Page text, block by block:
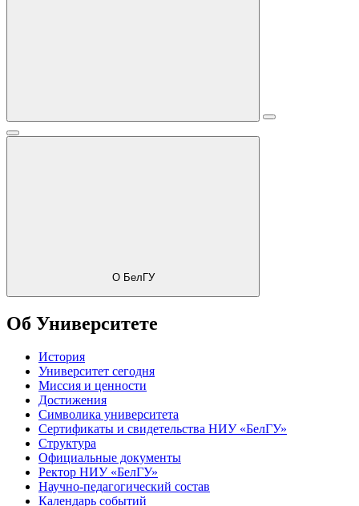
О БелГУ
Об Университете
История
Университет сегодня
Миссия и ценности
Достижения
Символика университета
Сертификаты и свидетельства НИУ «БелГУ»
Структура
Официальные документы
Ректор НИУ «БелГУ»
Научно-педагогический состав
Календарь событий